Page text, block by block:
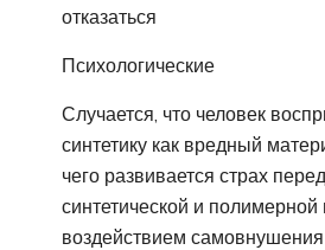
отказаться
Психологические
Случается, что человек
синтетику как вредный
чего развивается страх
синтетической и
воздействием